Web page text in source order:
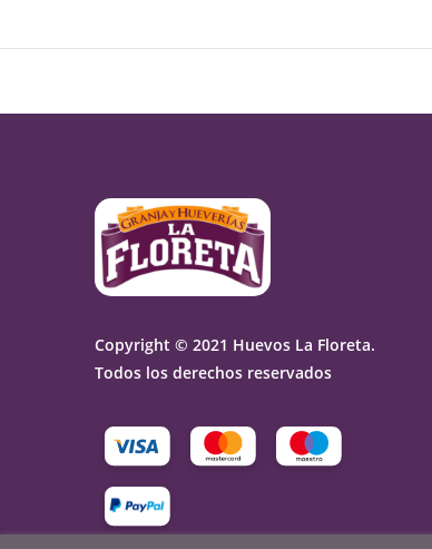
Copyright © 2021 Huevos La Floreta.
Todos los derechos reservados